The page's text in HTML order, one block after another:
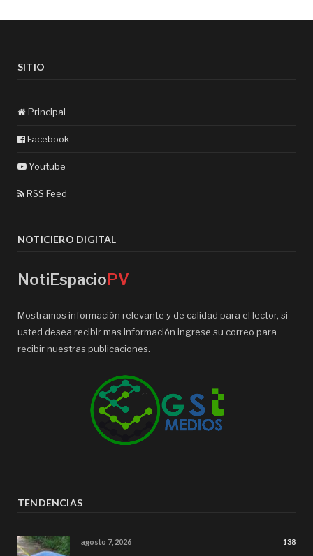
SITIO
Principal
Facebook
Youtube
RSS Feed
NOTICIERO DIGITAL
NotiEspacioPV
Mostramos información relevante y de calidad para el lector, si
usted desea recibir mas información ingrese su correo para
recibir nuestras publicaciones.
TENDENCIAS
agosto 7, 2026 138